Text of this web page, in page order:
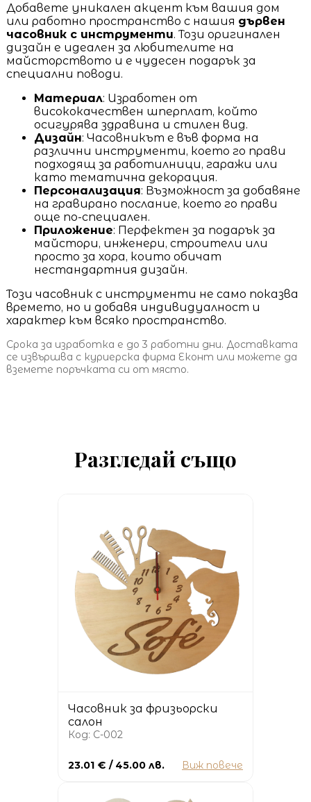
Добавете уникален акцент към вашия дом
или работно пространство с нашия дървен
часовник с инструменти. Този оригинален
дизайн е идеален за любителите на
майсторството и е чудесен подарък за
специални поводи.
Материал: Изработен от
висококачествен шперплат, който
осигурява здравина и стилен вид.
Дизайн: Часовникът е във форма на
различни инструменти, което го прави
подходящ за работилници, гаражи или
като тематична декорация.
Персонализация: Възможност за добавяне
на гравирано послание, което го прави
още по-специален.
Приложение: Перфектен за подарък за
майстори, инженери, строители или
просто за хора, които обичат
нестандартния дизайн.
Този часовник с инструменти не само показва
времето, но и добавя индивидуалност и
характер към всяко пространство.
Срока за изработка е до 3 работни дни. Доставката
се извършва с куриерска фирма Еконт или можете да
вземете поръчката си от място.
Разгледай също
Часовник за фризьорски
салон
Код: C-002
23.01 € / 45.00 лв. Виж повече